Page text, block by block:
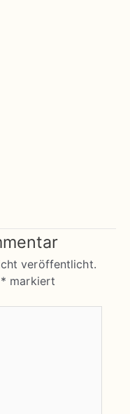
veröffentlicht.
* markiert